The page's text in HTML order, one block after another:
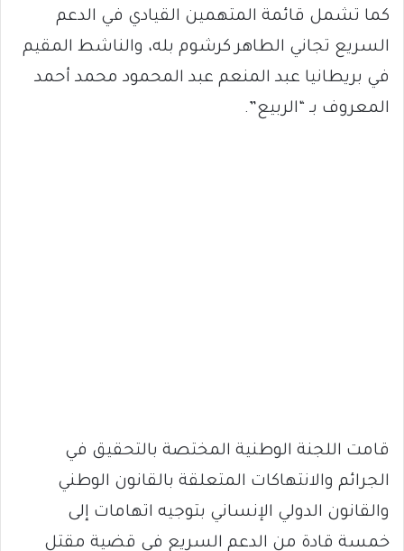
كما تشمل قائمة المتهمين القيادي في الدعم
السريع تجاني الطاهر كرشوم بله، والناشط المقيم
في بريطانيا عبد المنعم عبد المحمود محمد أحمد
المعروف بـ “الربيع”.
قامت اللجنة الوطنية المختصة بالتحقيق في
الجرائم والانتهاكات المتعلقة بالقانون الوطني
والقانون الدولي الإنساني بتوجيه اتهامات إلى
خمسة قادة من الدعم السريع في قضية مقتل